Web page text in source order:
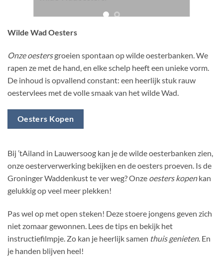
Wilde Wad Oesters
Onze oestersgroeien spontaan op wilde oesterbanken. We
rapen ze met de hand, en elke schelp heeft een unieke vorm.
De inhoud is opvallend constant: een heerlijk stuk rauw
oestervlees met de volle smaak van het wilde Wad.
Oesters Kopen
Bij ’tAiland in Lauwersoog kan je de wilde oesterbanken zien,
onze oesterverwerking bekijken en de oesters proeven. Is de
Groninger Waddenkust te ver weg? Onze oesters kopenkan
gelukkig op veel meer plekken!
Pas wel op met open steken! Deze stoere jongens geven zich
niet zomaar gewonnen. Lees de tips en bekijk het
instructiefilmpje. Zo kan je heerlijk samen thuis genieten. En
je handen blijven heel!